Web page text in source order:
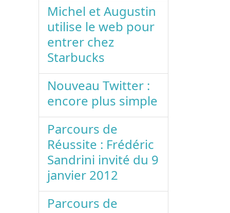
Michel et Augustin
utilise le web pour
entrer chez
Starbucks
Nouveau Twitter :
encore plus simple
Parcours de
Réussite : Frédéric
Sandrini invité du 9
janvier 2012
Parcours de